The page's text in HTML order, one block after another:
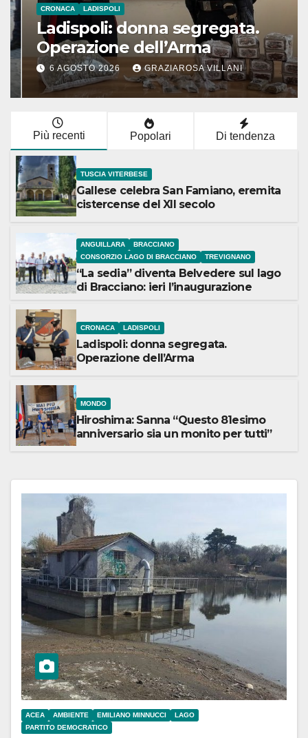
CRONACA LADISPOLI
Ladispoli: donna segregata.
Operazione dell’Arma
6 AGOSTO 2026 GRAZIAROSA VILLANI
Più recenti Popolari Di tendenza
TUSCIA VITERBESE
Gallese celebra San Famiano, eremita
cistercense del XII secolo
ANGUILLARA
BRACCIANO
CONSORZIO LAGO DI BRACCIANO
TREVIGNANO
“La sedia” diventa Belvedere sul lago
di Bracciano: ieri l’inaugurazione
CRONACA LADISPOLI
Ladispoli: donna segregata.
Operazione dell’Arma
MONDO
Hiroshima: Sanna “Questo 81esimo
anniversario sia un monito per tutti”
ACEA AMBIENTE EMILIANO MINNUCCI
LAGO
PARTITO DEMOCRATICO